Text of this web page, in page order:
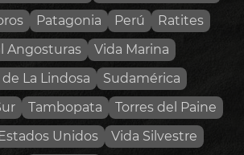
Patagonia Perú
Ratites
Angosturas
Vida Marina
La Lindosa
Sudamérica
Tambopata
Torres del Paine
Estados Unidos
Vida Silvestre